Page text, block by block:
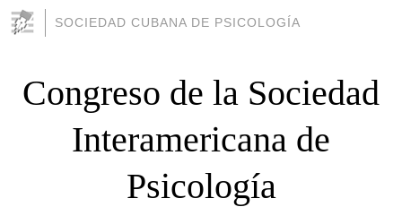
SOCIEDAD CUBANA DE PSICOLOGÍA
Congreso de la Sociedad
Interamericana de
Psicología